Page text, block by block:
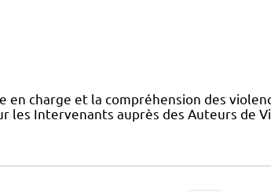
en charge et la compréhension des
les Intervenants auprès des Auteurs de